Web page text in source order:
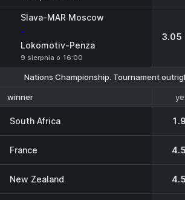
Slava-MAR Moscow
-
Lokomotiv-Penza
9 sierpnia o 16:00
3.05
Nations Championship. Tournament
winner
South Africa
France
New Zealand